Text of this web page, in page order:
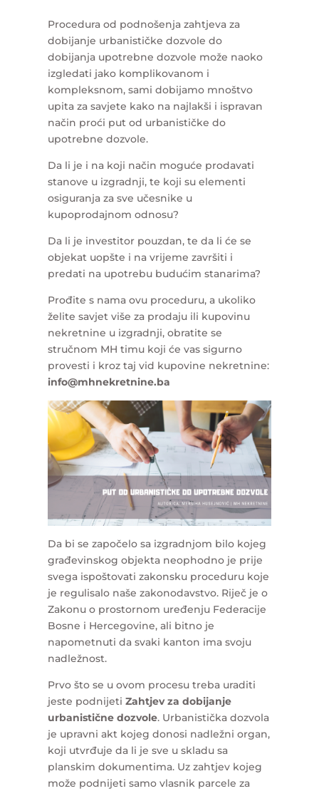
Procedura od podnošenja zahtjeva za
dobijanje urbanističke dozvole do
dobijanja upotrebne dozvole može naoko
izgledati jako komplikovanom i
kompleksnom, sami dobijamo mnoštvo
upita za savjete kako na najlakši i ispravan
način proći put od urbanističke do
upotrebne dozvole.
Da li je i na koji način moguće prodavati
stanove u izgradnji, te koji su elementi
osiguranja za sve učesnike u
kupoprodajnom odnosu?
Da li je investitor pouzdan, te da li će se
objekat uopšte i na vrijeme završiti i
predati na upotrebu budućim stanarima?
Prođite s nama ovu proceduru, a ukoliko
želite savjet više za prodaju ili kupovinu
nekretnine u izgradnji, obratite se
stručnom MH timu koji će vas sigurno
provesti i kroz taj vid kupovine nekretnine:
info@mhnekretnine.ba
Da bi se započelo sa izgradnjom bilo kojeg
građevinskog objekta neophodno je prije
svega ispoštovati zakonsku proceduru koje
je regulisalo naše zakonodavstvo. Riječ je o
Zakonu o prostornom uređenju Federacije
Bosne i Hercegovine, ali bitno je
napometnuti da svaki kanton ima svoju
nadležnost.
Prvo što se u ovom procesu treba uraditi
jeste podnijetiZahtjev za dobijanje
urbanistične dozvole. Urbanistička dozvola
je upravni akt kojeg donosi nadležni organ,
koji utvrđuje da li je sve u skladu sa
planskim dokumentima. Uz zahtjev kojeg
može podnijeti samo vlasnik parcele za